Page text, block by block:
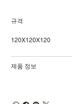
규격
120X120X120
제품 정보